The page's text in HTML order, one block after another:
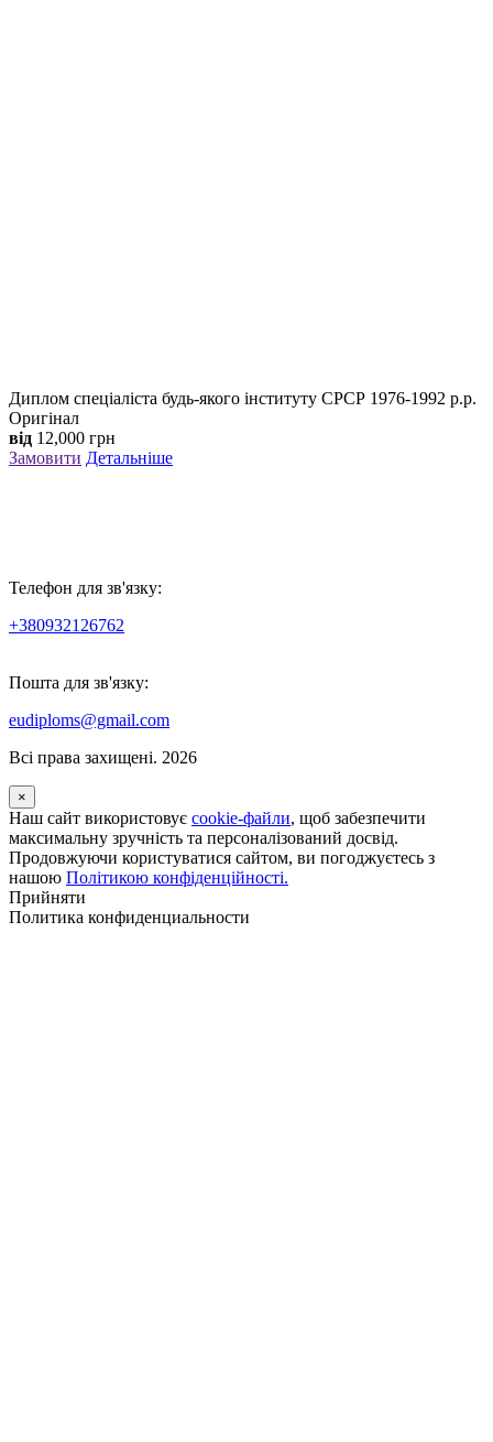
Диплом спеціаліста будь-якого інституту СРСР 1976-1992 р.р.
Оригінал
від 12,000 грн
Замовити Детальніше
Телефон для зв'язку:
+380932126762
Пошта для зв'язку:
eudiploms@gmail.com
Всі права захищені. 2026
×
Наш сайт використовує cookie-файли, щоб забезпечити
максимальну зручність та персоналізований досвід.
Продовжуючи користуватися сайтом, ви погоджуєтесь з
нашою Політикою конфіденційності.
Прийняти
Политика конфиденциальности